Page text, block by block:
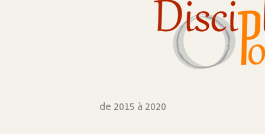
de 2015 à 2020